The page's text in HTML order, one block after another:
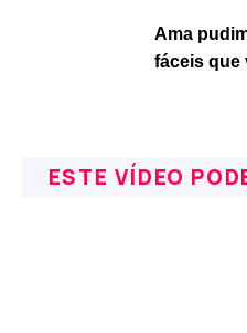
Ama
fáceis que
ESTE VÍDEO